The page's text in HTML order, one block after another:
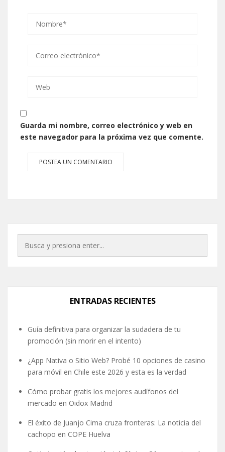
Guarda mi nombre, correo electrónico y web en
este navegador para la próxima vez que comente.
ENTRADAS RECIENTES
Guía definitiva para organizar la sudadera de tu
promoción (sin morir en el intento)
¿App Nativa o Sitio Web? Probé 10 opciones de casino
para móvil en Chile este 2026 y esta es la verdad
Cómo probar gratis los mejores audífonos del
mercado en Oidox Madrid
El éxito de Juanjo Cima cruza fronteras: La noticia del
cachopo en COPE Huelva